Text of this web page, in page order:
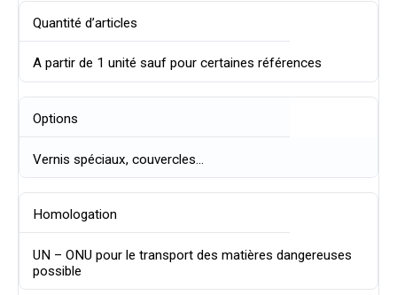
Quantité d’articles
A partir de 1 unité sauf pour certaines références
Options
Vernis spéciaux, couvercles…
Homologation
UN – ONU pour le transport des matières dangereuses
possible